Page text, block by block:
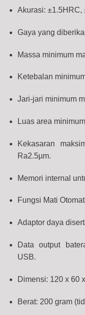
Akurasi: ±1.5HRC,
Gaya yang
Massa minimum
Ketebalan
Jari-jari minimum
Luas area
Kekasaran
Ra2.5µm.
Memori internal
Fungsi Mati
Adaptor daya
Data output
USB.
Dimensi: 120 x 60
Berat: 200 gram